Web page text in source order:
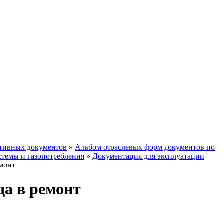
документов » Альбом отраслевых форм документов по
и газопотребления » Документация для эксплуатации
в ремонт